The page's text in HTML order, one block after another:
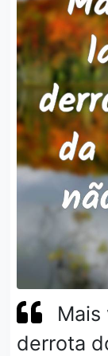
Mais
derrota